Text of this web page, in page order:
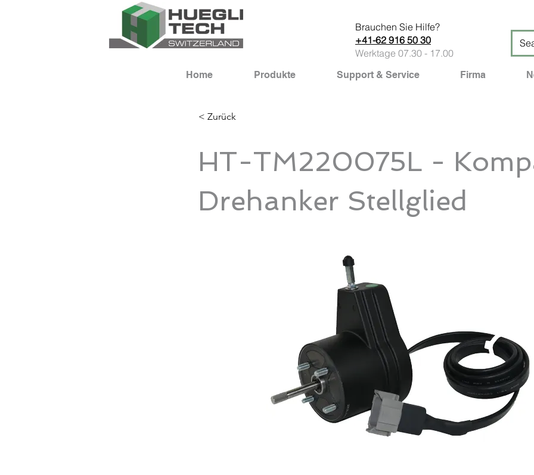
Brauchen Sie Hilfe?
+41-62 916 50 30
Werktage 07.30 - 17.00
Home Produkte Support & Service Firma
< Zurück
HT-TM220075L -
Drehanker Stellglied